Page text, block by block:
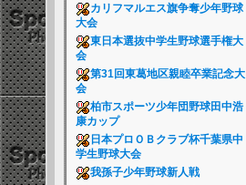
カリフマルエス旗争奪少年野球
大会
東日本選抜中学生野球選手権大
会
第31回東葛地区親睦卒業記念大
会
柏市スポーツ少年団野球田中浩
康カップ
日本プロＯＢクラブ杯千葉県中
学生野球大会
我孫子少年野球新人戦